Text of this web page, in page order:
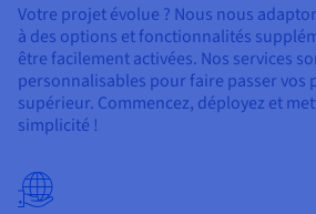
Votre projet évolue ? Nous nous
à des options et fonctionnalités
être facilement activées. Nos services
personnalisables pour faire passer vos
supérieur. Commencez, déployez et
simplicité !